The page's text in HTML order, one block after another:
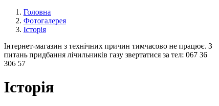
Головна
Фотогалерея
Історія
Інтернет-магазин з технічних причин тимчасово не працює. З
питань придбання лічильників газу звертатися за тел: 067 36
306 57
Історія